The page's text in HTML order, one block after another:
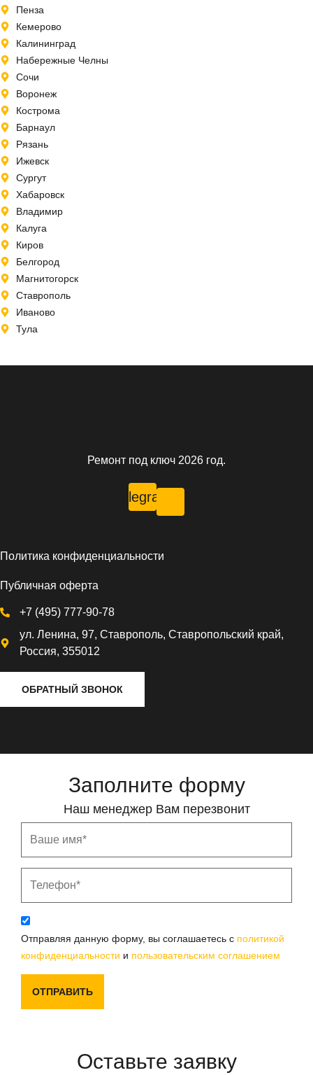
Пенза
Кемерово
Калининград
Набережные Челны
Сочи
Воронеж
Кострома
Барнаул
Рязань
Ижевск
Сургут
Хабаровск
Владимир
Калуга
Киров
Белгород
Магнитогорск
Ставрополь
Иваново
Тула
Ремонт под ключ 2026 год.
Telegram
Политика конфиденциальности
Публичная оферта
+7 (495) 777-90-78
ул. Ленина, 97, Ставрополь, Ставропольский край,
Россия, 355012
ОБРАТНЫЙ ЗВОНОК
Заполните форму
Наш менеджер Вам перезвонит
Отправляя данную форму, вы соглашаетесь с политикой
конфиденциальности и пользовательским соглашением
ОТПРАВИТЬ
Оставьте заявку